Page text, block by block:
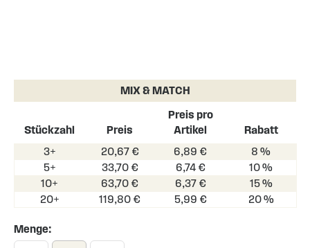
the
the
gallery
MIX & MATCH
Stückzahl Preis
Preis pro
Artikel
Rabatt
3+
20,67 € 6,89 €
8 %
5+
33,70 € 6,74 €
10 %
10+
63,70 € 6,37 €
15 %
20+
119,80 € 5,99 € 20 %
Menge: